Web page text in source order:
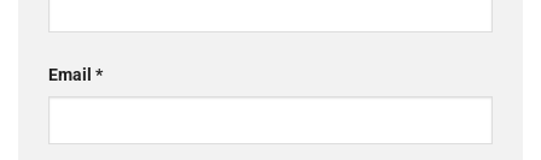
Email *